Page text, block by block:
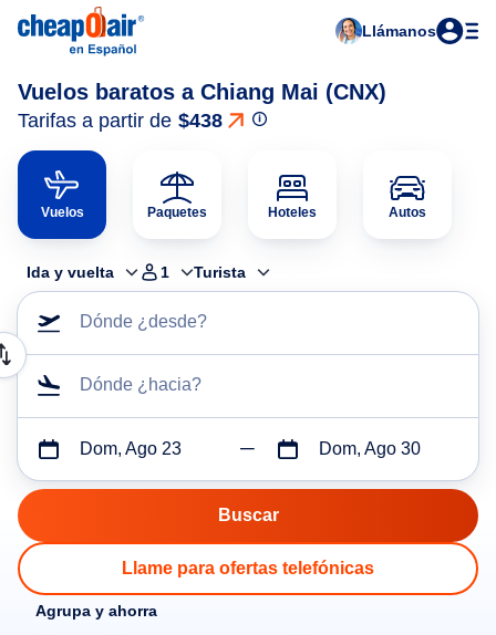
Llámanos
Vuelos baratos a Chiang Mai (CNX)
Tarifas a partir de $438
Vuelos Paquetes Hoteles Autos
Ida y vuelta 1 Turista
Dónde ¿desde?
Dónde ¿hacia?
Dom, Ago 23 Dom, Ago 30
Llame para ofertas telefónicas
Agrupa y ahorra